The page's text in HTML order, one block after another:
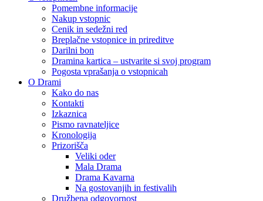
Pomembne informacije
Nakup vstopnic
Cenik in sedežni red
Breplačne vstopnice in prireditve
Darilni bon
Dramina kartica – ustvarite si svoj program
Pogosta vprašanja o vstopnicah
O Drami
Kako do nas
Kontakti
Izkaznica
Pismo ravnateljice
Kronologija
Prizorišča
Veliki oder
Mala Drama
Drama Kavarna
Na gostovanjih in festivalih
Družbena odgovornost